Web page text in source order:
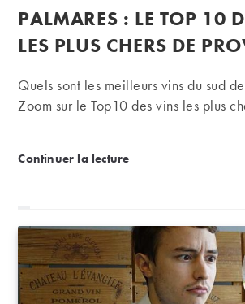
la
publication :
publiée :
PALMARES : LE TOP 10
LES PLUS CHERS DE
Quels sont les meilleurs vins du sud
Zoom sur le Top10 des vins les plus
Continuer la lecturePALMARES : le TOP 10